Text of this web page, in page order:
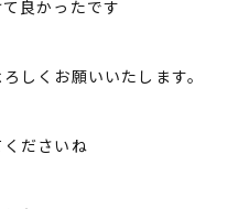
良かったです
しくお願いいたします。
ださいね